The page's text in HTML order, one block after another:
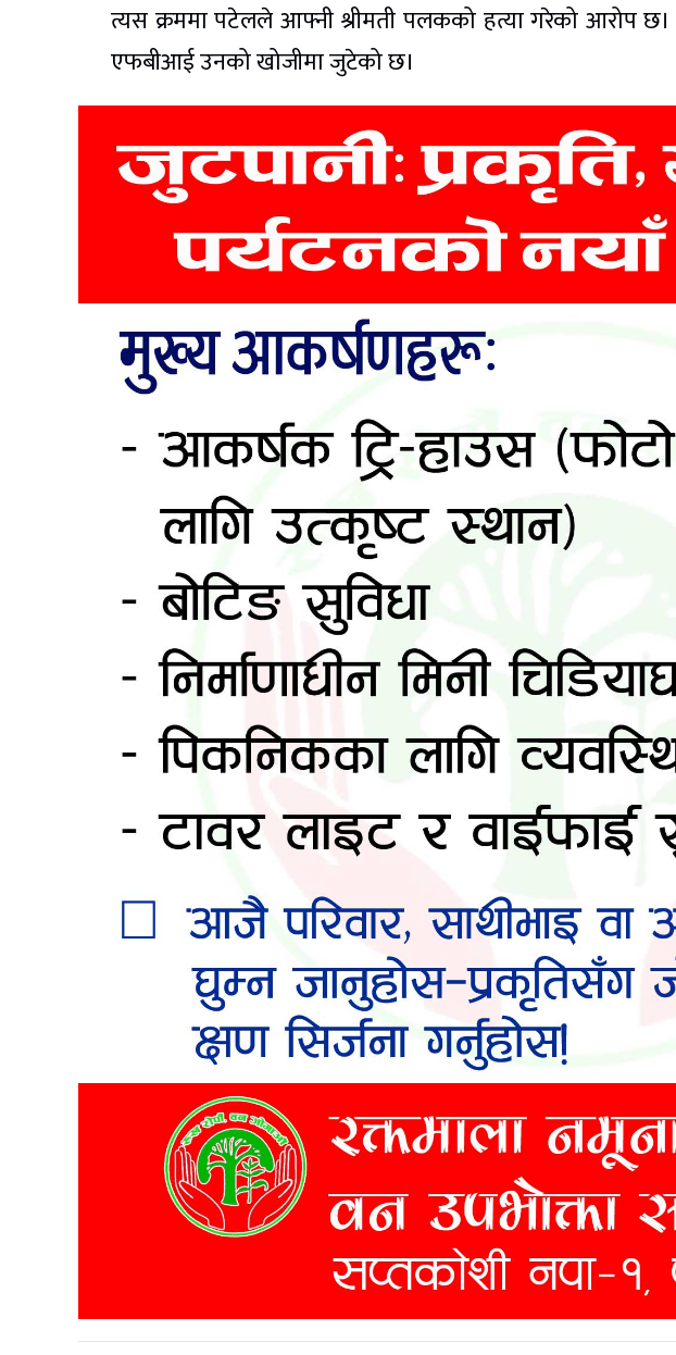
त्यस क्रममा पटेलले आफ्नी श्रीमती पलकको हत्या गरेको आरोप
एफबीआई उनको खोजीमा जुटेको छ।